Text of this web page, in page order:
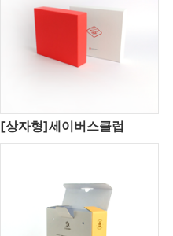
[상자형]세이버스클럽